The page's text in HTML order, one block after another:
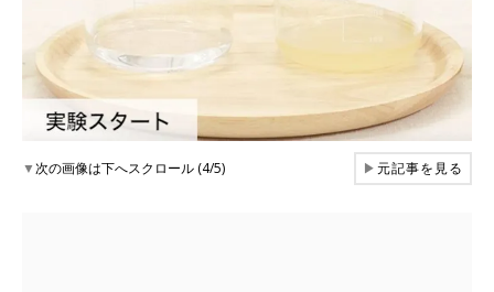
▼次の画像は下へスクロール (4/5) ▶元記事を見る